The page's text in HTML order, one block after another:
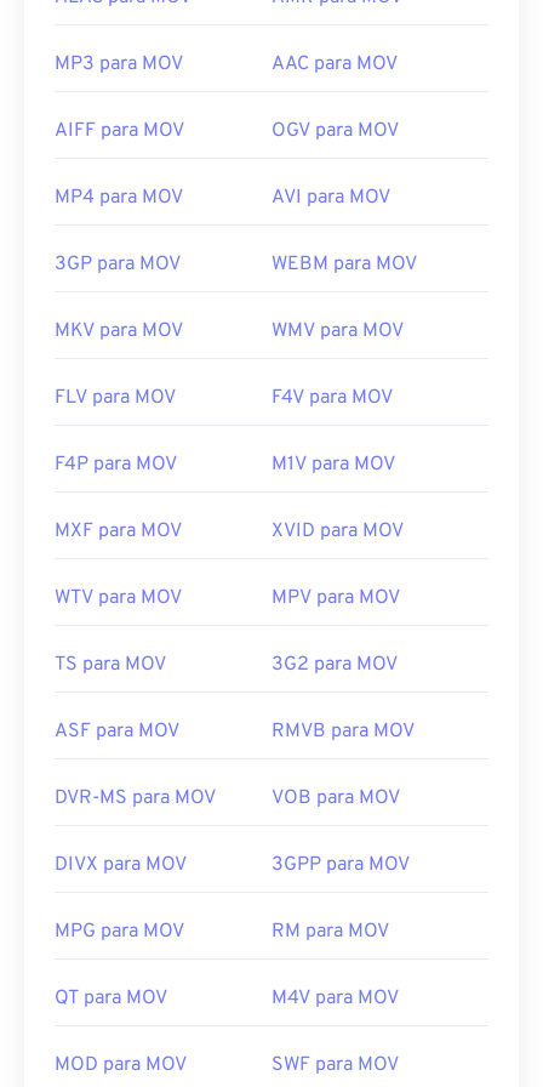
00 00
00 00
MP3 para MOV AAC para MOV
AIFF para MOV OGV para MOV
MP4 para MOV AVI para MOV
3GP para MOV WEBM para MOV
MKV para MOV WMV para MOV
FLV para MOV F4V para MOV
F4P para MOV M1V para MOV
MXF para MOV XVID para MOV
WTV para MOV MPV para MOV
TS para MOV 3G2 para MOV
ASF para MOV RMVB para MOV
DVR-MS para MOV VOB para MOV
DIVX para MOV 3GPP para MOV
MPG para MOV RM para MOV
QT para MOV M4V para MOV
MOD para MOV SWF para MOV